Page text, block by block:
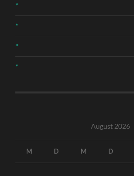
*
*
*
*
August 2026
M D M D